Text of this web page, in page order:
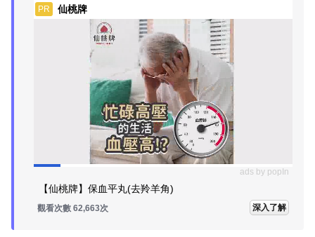
PR 仙桃牌
ads by popIn
【仙桃牌】保血平丸(去羚羊角)
觀看次數 62,663次 深入了解